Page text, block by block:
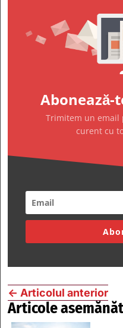
Trimitem un email
curent cu
← Articolul anterior
Articole